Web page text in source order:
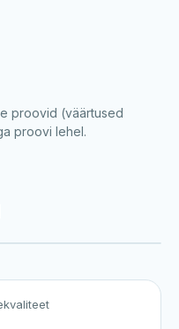
proovid (väärtused
proovi lehel.